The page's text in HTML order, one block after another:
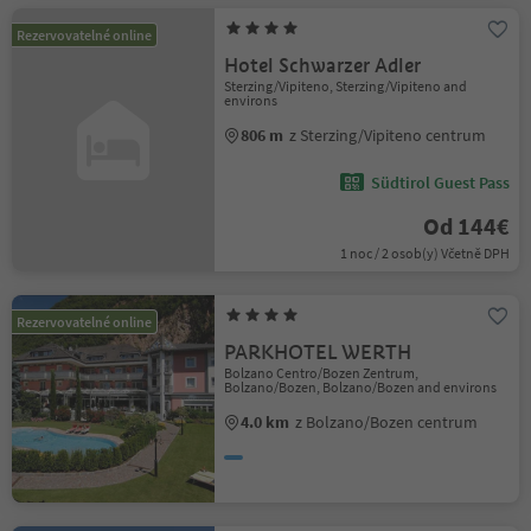
Rezervovatelné online
Hotel Schwarzer Adler
Sterzing/Vipiteno, Sterzing/Vipiteno and
environs
806 m z Sterzing/Vipiteno centrum
Südtirol Guest Pass
Od 144€
1 noc / 2 osob(y) Včetně DPH
Rezervovatelné online
PARKHOTEL WERTH
Bolzano Centro/Bozen Zentrum,
Bolzano/Bozen, Bolzano/Bozen and environs
4.0 km z Bolzano/Bozen centrum